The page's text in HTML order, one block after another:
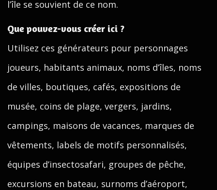
l’île se souvient de ce nom.
Que pouvez-vous créer ici ?
Utilisez ces générateurs pour personnages
joueurs, habitants animaux, noms d’îles, noms
de villes, boutiques, cafés, expositions de
musée, coins de plage, vergers, jardins,
campings, maisons de vacances, marques de
vêtements, labels de motifs personnalisés,
équipes d’insectosafari, groupes de pêche,
excursions en bateau, surnoms d’aéroport,